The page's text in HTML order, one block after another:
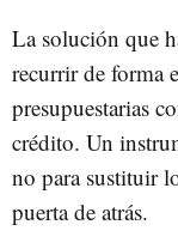
La solución que
recurrir de forma
presupuestarias
crédito. Un
no para sustituir
puerta de atrás.